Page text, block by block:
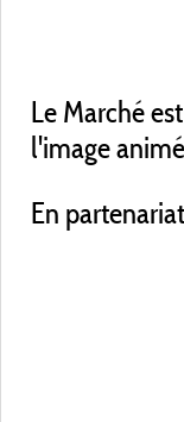
Le Marché
l'image
En